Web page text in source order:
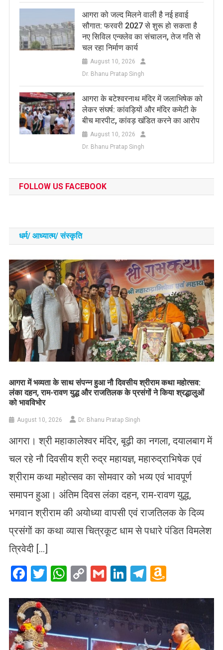
आगरा को जल्द मिलने वाली है नई हवाई
सौगात: फरवरी 2027 से शुरू हो सकता है
नए सिविल एन्क्लेव का संचालन, तेज गति से
चल रहा निर्माण कार्य
August 10, 2026
Dr. Bhanu Pratap Singh
आगरा के बटेश्वरनाथ मंदिर में जलाभिषेक को
लेकर संघर्ष: कांवड़ियों और मंदिर कमेटी के
बीच मारपीट, कांवड़ खंडित करने का आरोप
August 10, 2026
Dr. Bhanu Pratap Singh
FOLLOW US FACEBOOK
धर्म/ आध्‍यात्‍म/ संस्‍कृति
आगरा में भव्यता के साथ संपन्न हुआ नौ दिवसीय श्रीराम कथा महोत्सव:
लंका दहन, राम-रावण युद्ध और राजतिलक के प्रसंगों ने किया श्रद्धालुओं
को भावविभोर
August 10, 2026 Dr. Bhanu Pratap Singh
आगरा। श्री महाकालेश्वर मंदिर, बूढ़ी का नगला, दयालबाग में
चल रहे नौ दिवसीय श्री रुद्र महायज्ञ, महारुद्राभिषेक एवं
श्रीराम कथा महोत्सव का सोमवार को भव्य एवं भावपूर्ण
समापन हुआ। अंतिम दिवस लंका दहन, राम-रावण युद्ध,
भगवान श्रीराम की अयोध्या वापसी एवं राजतिलक के दिव्य
प्रसंगों का कथा व्यास चित्रकूट धाम से पधारे पंडित विमलेश
त्रिवेदी […]
Facebook
Twitter
WhatsApp
CopyGmailLinkedIn
Telegram